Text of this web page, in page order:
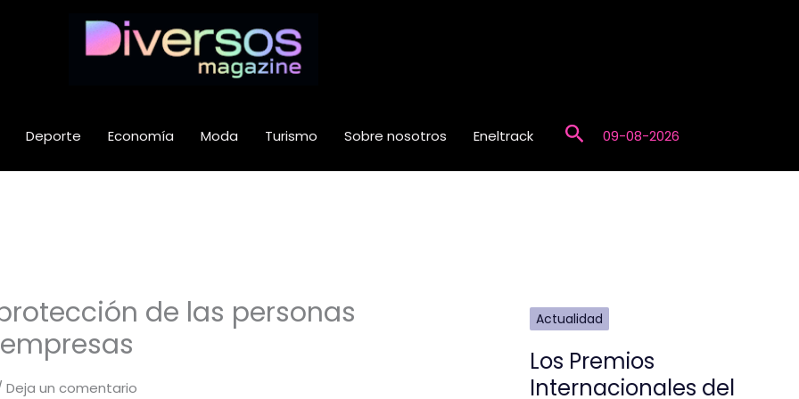
Deporte Economía Moda Turismo Sobre nosotros Eneltrack Buscar09-08-2026
de las personas
Deja un comentario
Actualidad
Los Premios
Internacionales del